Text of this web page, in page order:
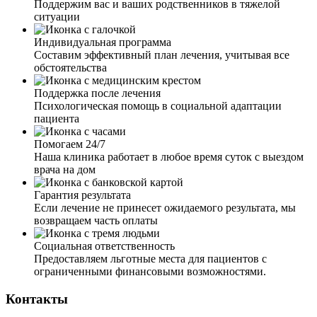
рекомендации. Хочу выразить огромную благодарность
за вашу внимательность, профессионализм, терпение и
работу, которую вы выполняете.
Мой муж ушёл в запой на несколько недель. Я
обратилась к вам, так как он не хотел выходить из запоя.
Мне дали четкие рекомендации по поведению с ним. И
через пару дней, благодаря вашим рекомендациям, я
смогла настоять и уговорить мужа о выводе из запоя.
Приехал врач, установил капельницу, провел беседу с
мужем. Теперь муж хочет закодировать, это чудо и
только.
Поддержим вас и ваших родственников в тяжелой
ситуации
Индивидуальная программа
Составим эффективный план лечения, учитывая все
обстоятельства
Поддержка после лечения
Психологическая помощь в социальной адаптации
пациента
Помогаем 24/7
Наша клиника работает в любое время суток с выездом
врача на дом
Гарантия результата
Если лечение не принесет ожидаемого результата, мы
возвращаем часть оплаты
Социальная ответственность
Предоставляем льготные места для пациентов с
ограниченными финансовыми возможностями.
Контакты